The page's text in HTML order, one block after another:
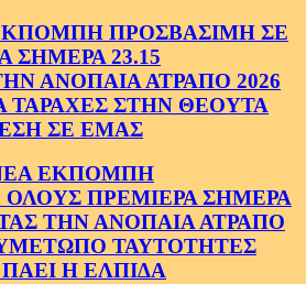
ΠΡΟΣΒΑΣΙΜΗ ΣΕ
ΣΗΜΕΡΑ 23.15
ΑΝΟΠΑΙΑ ΑΤΡΑΠΟ 2026
ΤΑΡΑΧΕΣ ΣΤΗΝ ΘΕΟΥΤΑ
ΣΕ ΕΜΑΣ
ΕΚΠΟΜΠΗ
ΠΡΕΜΙΕΡΑ ΣΗΜΕΡΑ
ΤΗΝ ΑΝΟΠΑΙΑ ΑΤΡΑΠΟ
ΤΑΥΤΟΤΗΤΕΣ
Η ΕΛΠΙΔΑ